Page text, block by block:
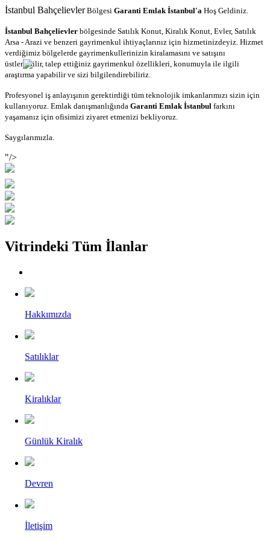
İstanbul BahçelievlerBölgesi Garanti Emlak İstanbul'a Hoş Geldiniz.
İstanbul Bahçelievler bölgesinde Satılık Konut, Kiralık Konut, Evler, Satılık
Arsa - Arazi ve benzeri gayrimenkul ihtiyaçlarınız için hizmetinizdeyiz. Hizmet
verdiğimiz bölgelerde gayrimenkullerinizin kiralamasını ve satışını
üstlenebilir, talep ettiğiniz gayrimenkul özellikleri, konumuyla ile ilgili
araştırma yapabilir ve sizi bilgilendirebiliriz.
Profesyonel iş anlayışının gerektirdiği tüm teknolojik imkanlarımızı sizin için
kullanıyoruz. Emlak danışmanlığında Garanti Emlak İstanbul farkını
yaşamanız için ofisimizi ziyaret etmenizi bekliyoruz.
Saygılarımızla.
"/>
Vitrindeki Tüm İlanlar
Hakkımızda
Satılıklar
Kiralıklar
Günlük Kiralık
Devren
İletişim